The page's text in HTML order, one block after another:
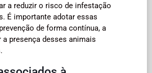
a reduzir o risco de infestação
É importante adotar essas
de forma contínua, a
a presença desses animais